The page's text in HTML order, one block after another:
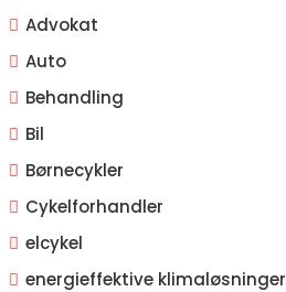
Advokat
Auto
Behandling
Bil
Børnecykler
Cykelforhandler
elcykel
energieffektive klimaløsninger